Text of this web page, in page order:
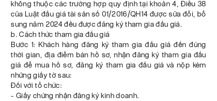
không thuộc các trường hợp quy định tại khoản 4, Điều 38
của Luật đấu giá tài sản số 01/2016/QH14 được sửa đổi, bổ
sung năm 2024 đều được đăng ký tham gia đấu giá.
b. Cách thức tham gia đấu giá
Bước 1: Khách hàng đăng ký tham gia đấu giá đến đúng
thời gian, địa điểm bán hồ sơ, nhận đăng ký tham gia đấu
giá để mua hồ sơ, đăng ký tham gia đấu giá và nộp kèm
những giấy tờ sau:
Đối với tổ chức:
- Giấy chứng nhận đăng ký kinh doanh.